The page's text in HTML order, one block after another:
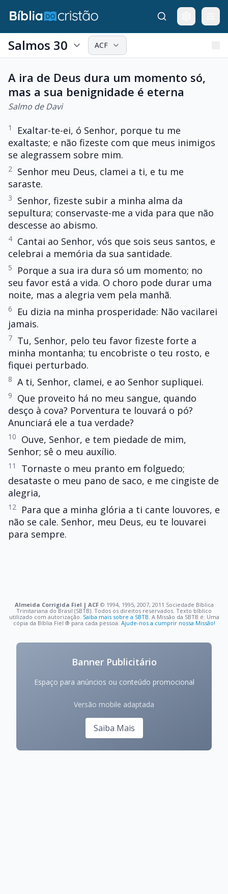
Salmos 30 ACF
A ira de Deus dura um momento só,
mas a sua benignidade é eterna
Salmo de Davi
1
Exaltar-te-ei, ó Senhor, porque tu me
exaltaste; e não fizeste com que meus inimigos
se alegrassem sobre mim.
2
Senhor meu Deus, clamei a ti, e tu me
saraste.
3
Senhor, fizeste subir a minha alma da
sepultura; conservaste-me a vida para que não
descesse ao abismo.
4 Cantai ao Senhor, vós que sois seus santos, e
celebrai a memória da sua santidade.
5
Porque a sua ira dura só um momento; no
seu favor está a vida. O choro pode durar uma
noite, mas a alegria vem pela manhã.
6
Eu dizia na minha prosperidade: Não vacilarei
jamais.
7 Tu, Senhor, pelo teu favor fizeste forte a
minha montanha; tu encobriste o teu rosto, e
fiquei perturbado.
8 A ti, Senhor, clamei, e ao Senhor supliquei.
9
Que proveito há no meu sangue, quando
desço à cova? Porventura te louvará o pó?
Anunciará ele a tua verdade?
10
Ouve, Senhor, e tem piedade de mim,
Senhor; sê o meu auxílio.
11
Tornaste o meu pranto em folguedo;
desataste o meu pano de saco, e me cingiste de
alegria,
12
Para que a minha glória a ti cante louvores, e
não se cale. Senhor, meu Deus, eu te louvarei
para sempre.
Almeida Corrigida Fiel | ACF©️ 1994, 1995, 2007, 2011 Sociedade Bíblica
Trinitariana do Brasil (SBTB). Todos os direitos reservados. Texto bíblico
utilizado com autorização. Saiba mais sobre a SBTB . A Missão da SBTB é: Uma
cópia da Bíblia Fiel ®️ para cada pessoa. Ajude-nos a cumprir nossa Missão!
Banner Publicitário
Espaço para anúncios ou conteúdo promocional
Versão mobile adaptada
Saiba Mais